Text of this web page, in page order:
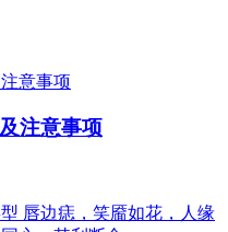
注意事项